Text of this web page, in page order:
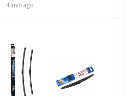
4 anni ago